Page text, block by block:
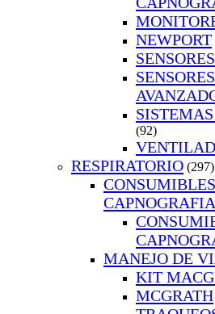
NEWPORT
SENSORES
(92)
RESPIRATORIO (297)
CAPNOGRAFIA
MANEJO DE
KIT
MCGRATH